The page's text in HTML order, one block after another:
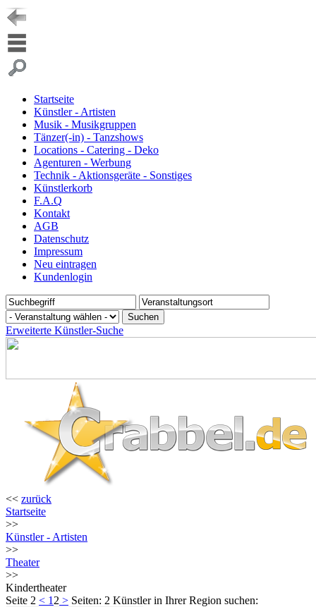
Startseite
Künstler - Artisten
Musik - Musikgruppen
Tänzer(-in) - Tanzshows
Locations - Catering - Deko
Agenturen - Werbung
Technik - Aktionsgeräte - Sonstiges
Künstlerkorb
F.A.Q
Kontakt
AGB
Datenschutz
Impressum
Neu eintragen
Kundenlogin
Erweiterte Künstler-Suche
<< zurück
Startseite
>>
Künstler - Artisten
>>
Theater
>>
Kindertheater
Seite 2 < 1 2 > Seiten: 2 Künstler in Ihrer Region suchen: